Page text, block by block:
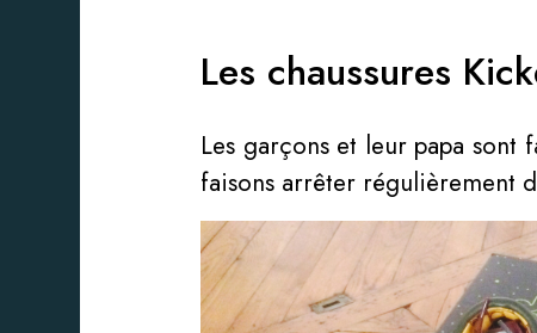
Les chaussures
Les garçons et leur papa sont
faisons arrêter régulièrement